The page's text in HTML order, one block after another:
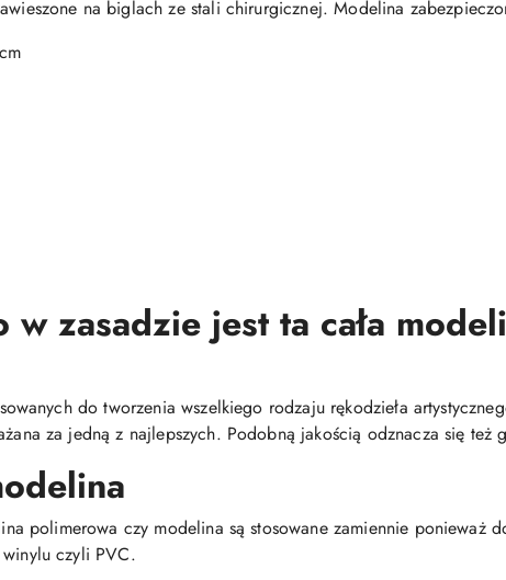
na biglach ze stali chirurgicznej. Modelina
zasadzie jest ta cała
do tworzenia wszelkiego rodzaju rękodzieła
za jedną z najlepszych. Podobną jakością odznacza się też
polimerowa czy modelina są stosowane zamiennie ponieważ
czyli PVC.